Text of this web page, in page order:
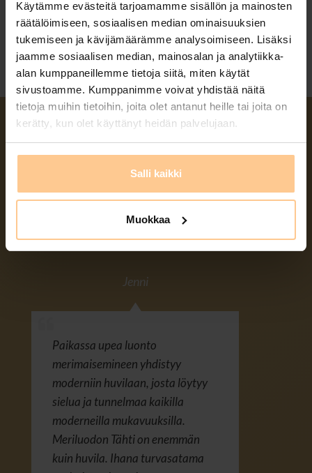
Käytämme evästeitä tarjoamamme sisällön ja mainosten
räätälöimiseen, sosiaalisen median ominaisuuksien
tukemiseen ja kävijämäärämme analysoimiseen. Lisäksi
jaamme sosiaalisen median, mainosalan ja analytiikka-
alan kumppaneillemme tietoja siitä, miten käytät
sivustoamme. Kumppanimme voivat yhdistää näitä
tietoja muihin tietoihin, joita olet antanut heille tai joita on
kerätty, kun olet käyttänyt heidän palvelujaan.
Salli kaikki
Muokkaa
LUOTA ASIAKKAISIIMME
Näin aiemmat kävijämme kommentoivat
Jenni
Paikassa upea luonto
merimaisemineen yhdistyy
moderniin huvilaan, josta löytyy
sielua ja tunnelmaa kaikilla
moderneilla mukavuuksilla.
Meriluodon Tähti on enemmän
kuin huvila. Ihana turvasatama